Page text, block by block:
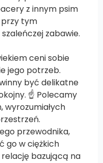
z innym psim
przy tym
zabawie.
ceni sobie
jego potrzeb.
być delikatne
☝️ Polecamy
wyrozumiałych
przewodnika,
go w ciężkich
bazującą na